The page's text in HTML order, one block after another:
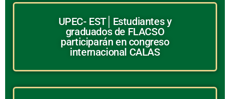
UPEC- EST│Estudiantes y
graduados de FLACSO
participarán en congreso
internacional CALAS